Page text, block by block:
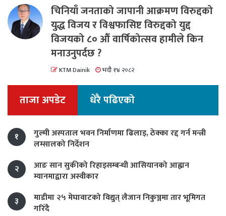
चिनियाँ जनताको जापानी आक्रमण विरुद्दको
युद्ध विजय र विश्वफासिष्ट विरुद्दको युद्द
विजयको ८० औं वार्षिकोत्सव हामीले किन
मनाउनुपर्दछ ?
KTM Dainik भदौ १४ २०८२
ताजा अपडेट धेरै पढिएको
१
गुल्मी अस्पताल भवन निर्माणमा ढिलाइ, ठेक्का रद्द गर्न मन्त्री
लम्सालको निर्देशन
२
आङ सान सुकीको रिहाइसम्बन्धी आसियानको आह्वान
म्यानमाद्वारा अस्वीकार
३
माडीमा २५ मेघावाटको विद्युत् लैजान निकुञ्जमा तार भूमिगत
गरिँदै